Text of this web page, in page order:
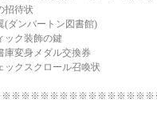
招待状
ダンバートン図書館)
ク装飾の鍵
変身メダル交換券
クスクロール召喚状